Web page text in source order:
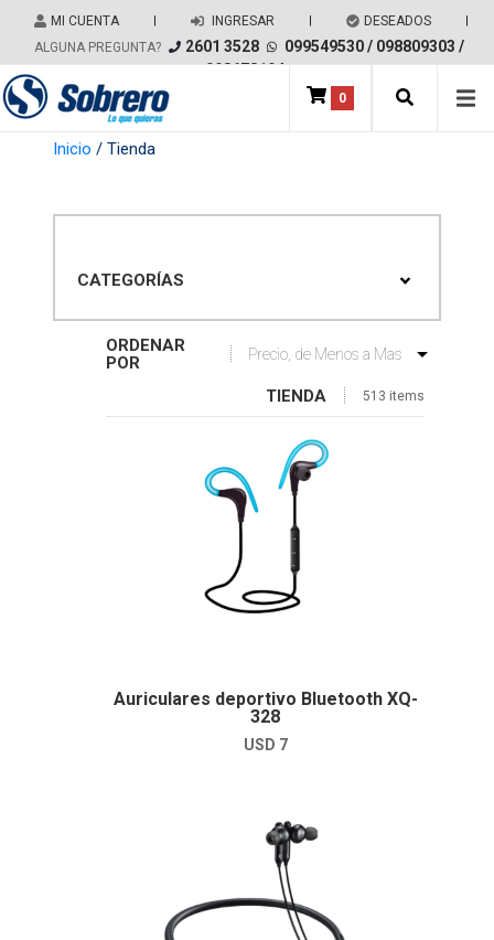
MI CUENTA | INGRESAR | DESEADOS |
ALGUNA PREGUNTA? 2601 3528 099549530/ 098809303 /
098678194
Salir del contenido
Main Navigation 0
Inicio / Tienda
CATEGORÍAS
ORDENAR
POR
TIENDA
513 items
Auriculares deportivo Bluetooth XQ-
328
USD 7